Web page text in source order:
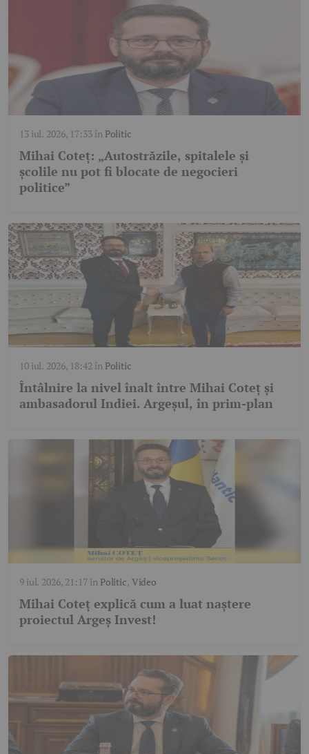
13 iul. 2026, 17:33în Politic
Mihai Coteț: „Autostrăzile, spitalele și
școlile nu pot fi blocate de negocieri
politice”
10 iul. 2026, 18:42 în Politic
Întâlnire la nivel înalt între Mihai Coteț și
ambasadorul Indiei. Argeșul, în prim-plan
9 iul. 2026, 21:17în Politic, Video
Mihai Coteț explică cum a luat naștere
proiectul Argeș Invest!